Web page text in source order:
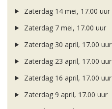
Zaterdag 14 mei, 17.00 uur
Zaterdag 7 mei, 17.00 uur
Zaterdag 30 april, 17.00 uur
Zaterdag 23 april, 17.00 uur
Zaterdag 16 april, 17.00 uur
Zaterdag 9 april, 17.00 uur